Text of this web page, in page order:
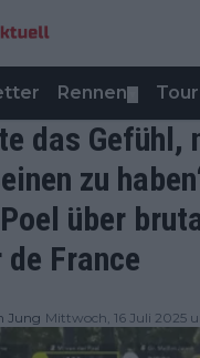
Rennen
das Gefühl,
zu
über
de France
Jung Mittwoch, 16 Juli 2025